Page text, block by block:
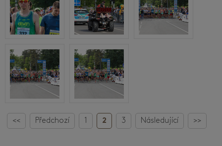
<< Předchozí 1 2 3 Následující >>